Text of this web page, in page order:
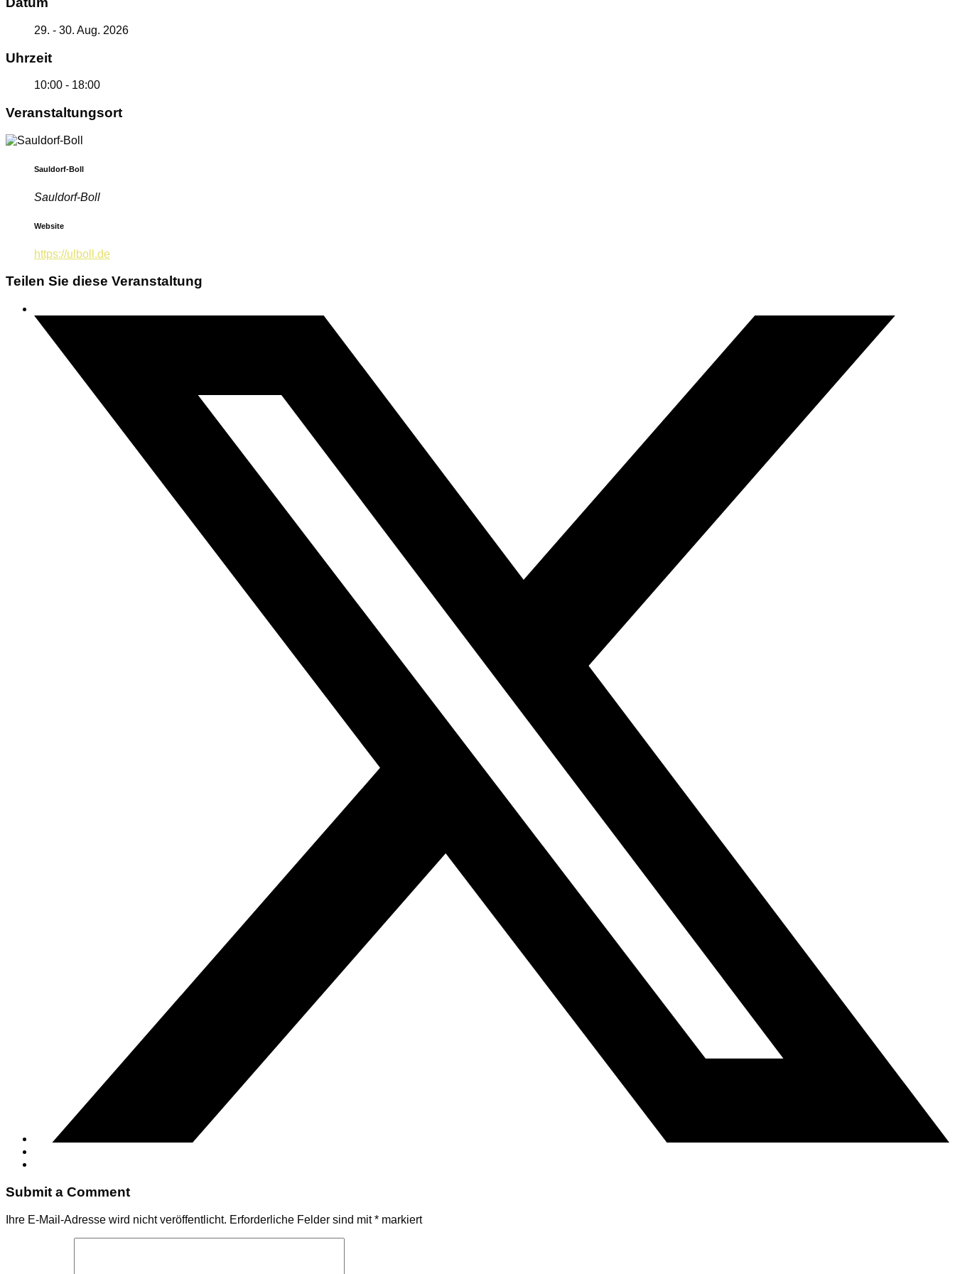
29. - 30. Aug. 2026
Uhrzeit
10:00 - 18:00
Veranstaltungsort
Sauldorf-Boll
Sauldorf-Boll
Website
https://ulboll.de
Teilen Sie diese Veranstaltung
Submit a Comment
Ihre E-Mail-Adresse wird nicht veröffentlicht. Erforderliche Felder sind mit* markiert